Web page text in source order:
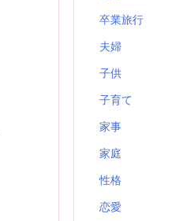
卒業旅行
夫婦
子供
子育て
家事
家庭
性格
恋愛